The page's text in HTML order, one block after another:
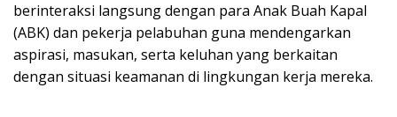
berinteraksi langsung dengan para Anak Buah Kapal
(ABK) dan pekerja pelabuhan guna mendengarkan
aspirasi, masukan, serta keluhan yang berkaitan
dengan situasi keamanan di lingkungan kerja mereka.